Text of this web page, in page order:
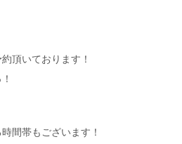
頂いております！
間帯もございます！